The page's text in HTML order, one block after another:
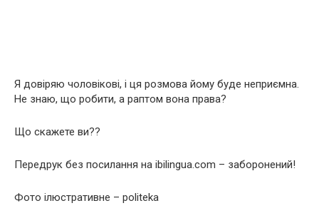
Я довіряю чоловікові, і ця розмова йому буде неприємна.
Не знаю, що робити, а раптом вона права?
Що скажете ви??
Передрук без посилання на ibilingua.com – заборонений!
Фото ілюстративне – politeka